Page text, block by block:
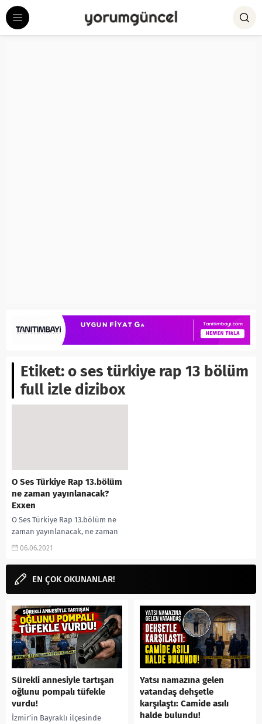
Etiket:o ses türkiye rap 13 bölüm
full izle dizibox
O Ses Türkiye Rap 13.bölüm
ne zaman yayınlanacak?
Exxen
O Ses Türkiye Rap 13.bölüm ne
zaman yayınlanacak, ne zaman
çıkacak, yayın tarihi, 13.bölüm
bölüm...
06.06.2021
EN ÇOK OKUNANLAR!
Sürekli annesiyle tartışan
oğlunu pompalı tüfekle
vurdu!
İzmir’in Bayraklı ilçesinde
Yatsı namazına gelen
vatandaş dehşetle
karşılaştı: Camide asılı
halde bulundu!